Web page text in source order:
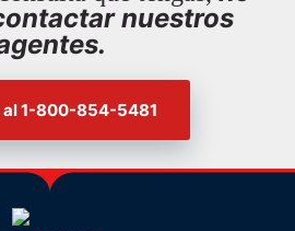
nuestros
al 1-800-854-5481